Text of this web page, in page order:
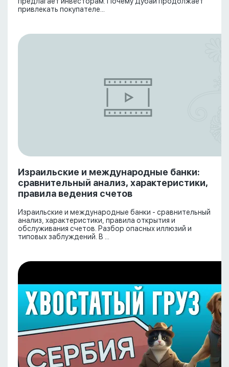
привлекать покупателе...
Израильские и международные банки:
сравнительный анализ, характеристики,
правила ведения счетов
Израильские и международные банки - сравнительный
анализ, характеристики, правила открытия и
обслуживания счетов. Разбор опасных иллюзий и
типовых заблуждений. В ...